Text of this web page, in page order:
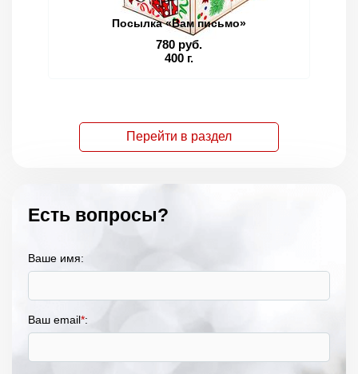
Посылка «Вам письмо»
780 руб.
400 г.
Перейти в раздел
Есть вопросы?
Ваше имя:
Ваш email*: